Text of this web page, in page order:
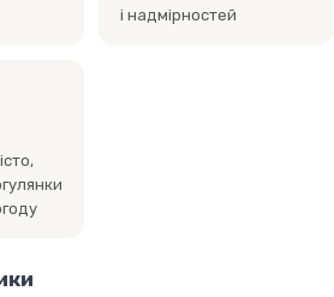
і надмірностей